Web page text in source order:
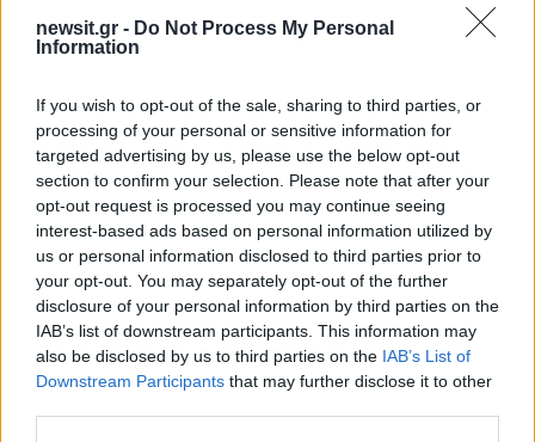
newsit.gr - Do Not Process My Personal
Information
If you wish to opt-out of the sale, sharing to third parties, or
processing of your personal or sensitive information for
targeted advertising by us, please use the below opt-out
section to confirm your selection. Please note that after your
opt-out request is processed you may continue seeing
interest-based ads based on personal information utilized by
us or personal information disclosed to third parties prior to
your opt-out. You may separately opt-out of the further
disclosure of your personal information by third parties on the
IAB’s list of downstream participants. This information may
also be disclosed by us to third parties on the IAB’s List of
Downstream Participants that may further disclose it to other
1 Σοκαριστική υπόθεση στην Κρήτη:
Τουρίστας ρωτούσε πόσο να πληρώσει για
να ασελγήσει σε 10χρονο κορίτσι - Το παιδί
2Δεν ήταν μόνο η ταχύτητα που οδήγησε
στο τροχαίο στις Σέρρες με νεκρούς μητέρα
και γιο - «Ίσως κάτι απέσπασε την προσοχή
του οδηγού» λέει πραγματογνώμονας
3Μυστράς: Αλλαγή στην υπερασπιστική
γραμμή του 55χρονου που έκρυψε τον
νεκρό πατέρα του σε καταψύκτη – Η
αγάπη στους γονείς και η διαφωνία με την
αδερφή του
4Ιωάννα Τούνη: Η throwback φωτογραφία
από την Ίμπιζα με τον Δημήτρη
Σπυριδωνίδη
5Τραγωδία στις Σέρρες: «Τα έχασα όλα, κάτι